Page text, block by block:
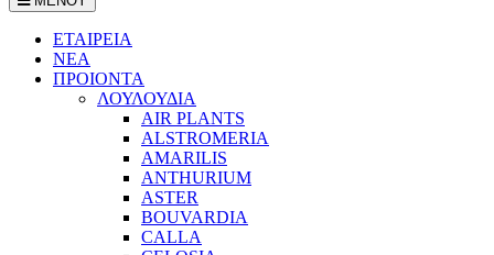
ΕΤΑΙΡΕΙΑ
ΝΕΑ
ΠΡΟΙΟΝΤΑ
ΛΟΥΛΟΥΔΙΑ
AIR PLANTS
ALSTROMERIA
AMARILIS
ANTHURIUM
ASTER
BOUVARDIA
CALLA